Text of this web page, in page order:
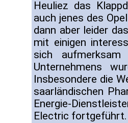
Heuliez das
auch jenes des
dann aber leider
mit einigen
sich
Unternehmens
Insbesondere die
saarländischen
Energie-
Electric fortgeführt.